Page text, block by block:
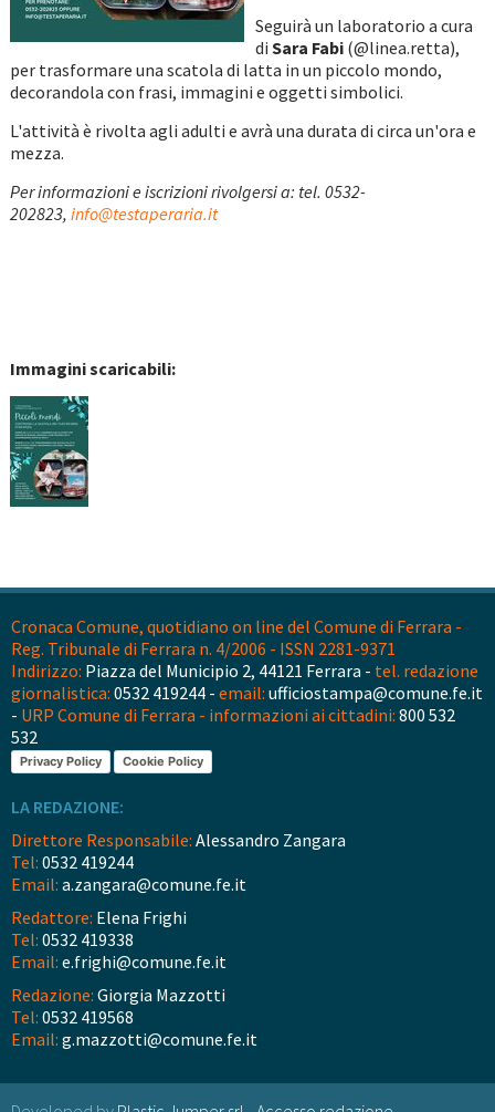
Seguirà un laboratorio a cura
di Sara Fabi(@linea.retta),
per trasformare una scatola di latta in un piccolo mondo,
decorandola con frasi, immagini e oggetti simbolici.
L'attività è rivolta agli adulti e avrà una durata di circa un'ora e
mezza.
Per informazioni e iscrizioni rivolgersi a: tel. 0532-
202823, info@testaperaria.it
Immagini scaricabili:
Cronaca Comune, quotidiano on line del Comune di Ferrara -
Reg. Tribunale di Ferrara n. 4/2006 - ISSN 2281-9371
Indirizzo: Piazza del Municipio 2, 44121 Ferrara - tel. redazione
giornalistica: 0532 419244 - email: ufficiostampa@comune.fe.it
- URP Comune di Ferrara - informazioni ai cittadini: 800 532
532
Privacy Policy Cookie Policy
LA REDAZIONE:
Direttore Responsabile: Alessandro Zangara
Tel: 0532 419244
Email: a.zangara@comune.fe.it
Redattore: Elena Frighi
Tel: 0532 419338
Email: e.frighi@comune.fe.it
Redazione: Giorgia Mazzotti
Tel: 0532 419568
Email: g.mazzotti@comune.fe.it